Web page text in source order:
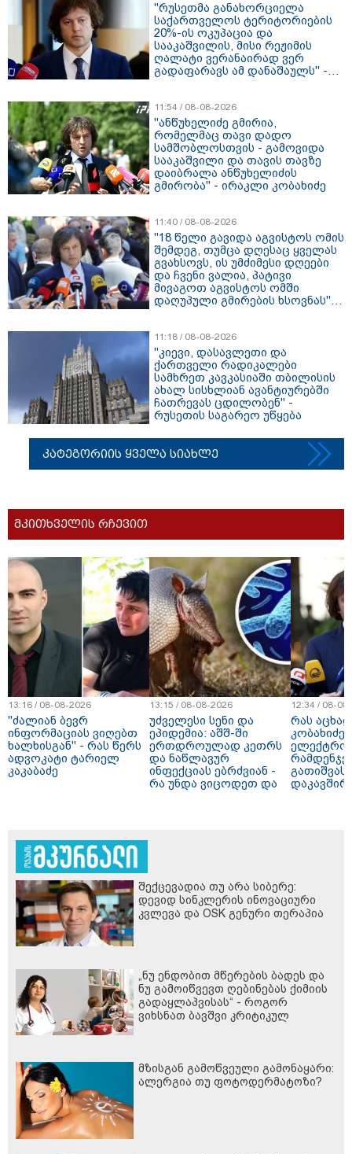
"რუსეთმა განახორციელა
საქართველოს ტერიტორიების
20%-ის ოკუპაცია და
სააკაშვილის, მისი რეჟიმის
ღალატი ვერანაირად ვერ
გადაფარავს ამ დანაშაულს" -
11:54 / 08-08-2026
"ანწუხელიძე გმირია,
რომელმაც თავი დადო
სამშობლოსთვის - გამოვიდა
სააკაშვილი და თავის თავზე
დაიბრალა ანწუხელიძის
გმირობა" - ირაკლი კობახიძე
11:40 / 08-08-2026
"18 წელი გავიდა აგვისტოს ომის
შემდეგ, თუმცა დღესაც ყველას
გვახსოვს, ის უმძიმესი დღეები
და ჩვენი ვალია, პატივი
მივაგოთ აგვისტოს ომში
დაღუპული გმირების ხსოვნას" -
11:18 / 08-08-2026
"კიევი, დასავლეთი და
ქართველი რადიკალები
სამხრეთ კავკასიაში თბილისის
ახალ სისხლიან ავანტიურებში
ჩათრევას ცდილობენ" -
რუსეთის საგარეო უწყება
კატეგორიის ყველა სიახლე
მკითხველის რჩევით
13:16 / 08-08-2026
"ძალიან ბევრ
ინფორმაციას ვიღებთ
ხალხისგან" - რას წერს
ადვოკატი ტარიელ
კაკაბაძე
13:15 / 08-08-2026
უძველესი სენი და
ეპიდემია: აშშ-ში
ერთდროულად კეთრს
და ნაწლავურ
ინფექციას ებრძვიან -
რა უნდა ვიცოდეთ და
12:34 / 08-
რას
კობახიძე
შექცევადია თუ არა სიბერე:
დევიდ სინკლერის ინოვაციური
კვლევა და OSK გენური თერაპია
„ნუ ენდობით მწერების ბადეს და
ნუ გამოიწვევთ ღებინებას ქიმიის
გადაყლაპვისას“ - როგორ
ვიხსნათ ბავშვი კრიტიკულ
მზისგან გამოწვეული გამონაყარი:
ალერგია თუ ფოტოდერმატოზი?